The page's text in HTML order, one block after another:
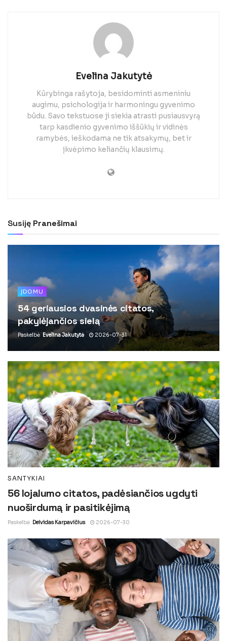
Evelina Jakutytė
Kūrybinga rašytoja, besidominti asmeniniu
augimu, psichologija ir harmoningu gyvenimo
būdu. Savo tekstuose ji siekia atrasti pusiausvyrą
tarp kasdienio gyvenimo iššūkių ir vidinės
ramybės, ieškodama ne tik atsakymų, bet ir
įkvėpimo keliančių klausimų.
Susiję Pranešimai
ĮDOMU
54 geriausios dvasinės citatos,
pakylėjančios sielą
Paskelbė Evelina Jakutytė 2026-07-31
SANTYKIAI
56 lojalumo citatos, padėsiančios ugdyti
nuoširdumą ir pasitikėjimą
Paskelbė Deividas Karpavičius 2026-07-30